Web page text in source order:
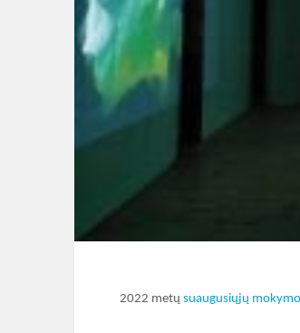
2022 metų suaugusiųjų